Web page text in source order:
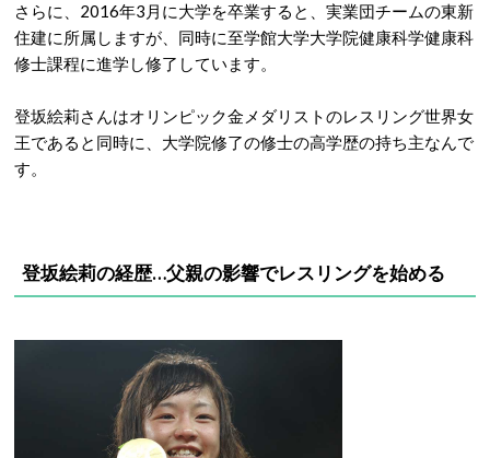
さらに、2016年3月に大学を卒業すると、実業団チームの東新
住建に所属しますが、同時に至学館大学大学院健康科学健康科
修士課程に進学し修了しています。
登坂絵莉さんはオリンピック金メダリストのレスリング世界女
王であると同時に、大学院修了の修士の高学歴の持ち主なんで
す。
登坂絵莉の経歴…父親の影響でレスリングを始める